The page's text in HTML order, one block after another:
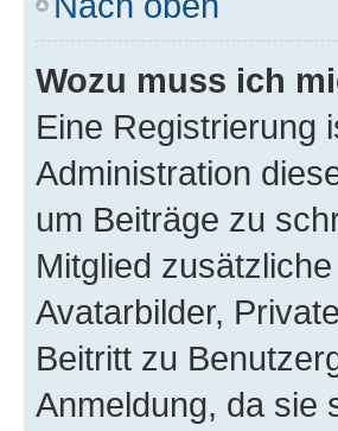
Wozu muss ich
Eine Registrierung
Administration
um Beiträge zu
Mitglied
Avatarbilder,
Beitritt zu
Anmeldung, da sie